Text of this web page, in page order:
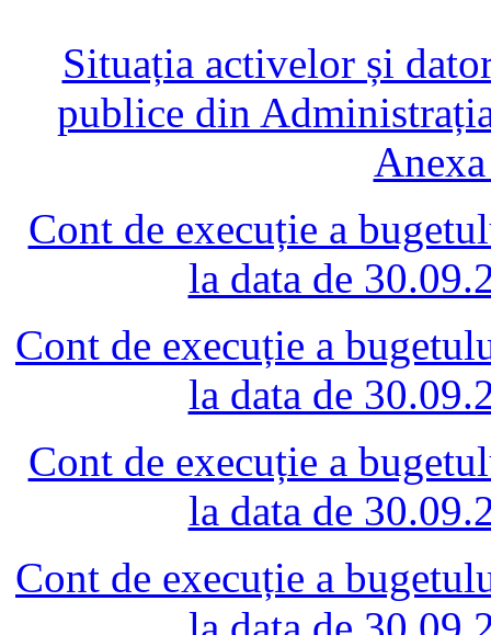
Situația activelor și
publice din
Cont de execuție a
la data de
Cont de execuție a
la data de
Cont de execuție a
la data de
Cont de execuție a